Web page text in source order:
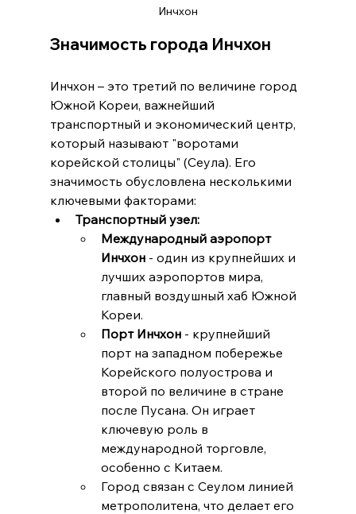
Инчхон
Значимость города Инчхон
Инчхон – это третий по величине город
Южной Кореи, важнейший
транспортный и экономический центр,
который называют "воротами
корейской столицы" (Сеула). Его
значимость обусловлена несколькими
ключевыми факторами:
Транспортный узел:
Международный аэропорт
Инчхон - один из крупнейших и
лучших аэропортов мира,
главный воздушный хаб Южной
Кореи.
Порт Инчхон - крупнейший
порт на западном побережье
Корейского полуострова и
второй по величине в стране
после Пусана. Он играет
ключевую роль в
международной торговле,
особенно с Китаем.
Город связан с Сеулом линией
метрополитена, что делает его